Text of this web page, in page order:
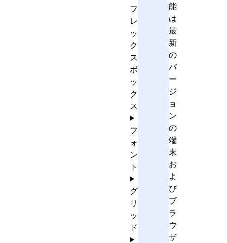
能
は
最
新
の
バ
ー
ジ
ョ
ン
の
端
末
お
よ
び
ブ
ラ
ウ
ザ
フ
レ
ッ
ク
ス
ボ
ッ
ク
ス
フ
ォ
ン
ト
グ
リ
ッ
ド